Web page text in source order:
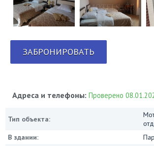
ЗАБРОНИРОВАТЬ
Адреса и телефоны:Проверено
Тип объекта:
В здании: